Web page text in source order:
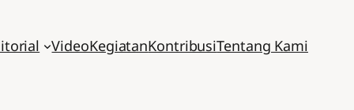
VideoKegiatanKontribusiTentang Kami